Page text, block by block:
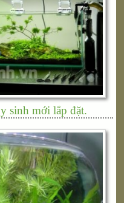
sinh mới lắp đặt.